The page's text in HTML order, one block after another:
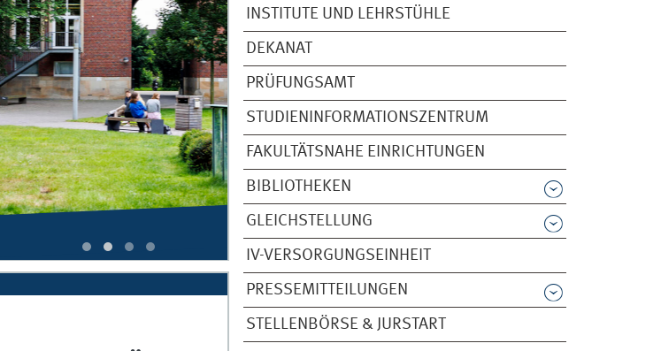
INSTITUTE UND LEHRSTÜHLE
DEKANAT
PRÜFUNGSAMT
STUDIENINFORMATIONSZENTRUM
FAKULTÄTSNAHE EINRICHTUNGEN
BIBLIOTHEKEN
GLEICHSTELLUNG
IV-VERSORGUNGSEINHEIT
PRESSEMITTEILUNGEN
STELLENBÖRSE & JURSTART
© Fachbereich 3 - Tatjana Jentsch